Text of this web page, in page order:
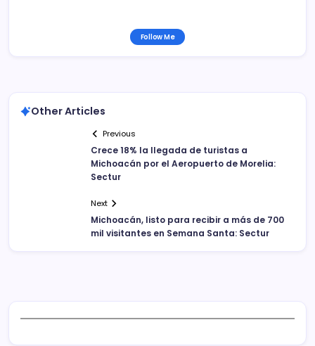
Follow Me
Other Articles
Previous
Crece 18% la llegada de turistas a
Michoacán por el Aeropuerto de Morelia:
Sectur
Next
Michoacán, listo para recibir a más de 700
mil visitantes en Semana Santa: Sectur